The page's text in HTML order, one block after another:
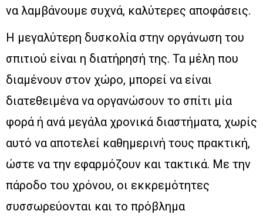
να λαμβάνουμε συχνά, καλύτερες αποφάσεις.
Η μεγαλύτερη δυσκολία στην οργάνωση του
σπιτιού είναι η διατήρησή της. Τα μέλη που
διαμένουν στον χώρο, μπορεί να είναι
διατεθειμένα να οργανώσουν το σπίτι μία
φορά ή ανά μεγάλα χρονικά διαστήματα, χωρίς
αυτό να αποτελεί καθημερινή τους πρακτική,
ώστε να την εφαρμόζουν και τακτικά. Με την
πάροδο του χρόνου, οι εκκρεμότητες
συσσωρεύονται και το πρόβλημα